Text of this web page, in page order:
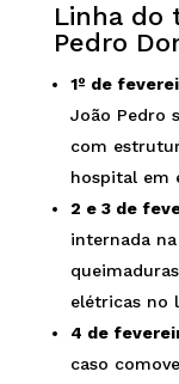
Linha do
Pedro
1º de
João Pedro
com
hospital em
2 e 3 de
internada
elétricas no
4 de
caso